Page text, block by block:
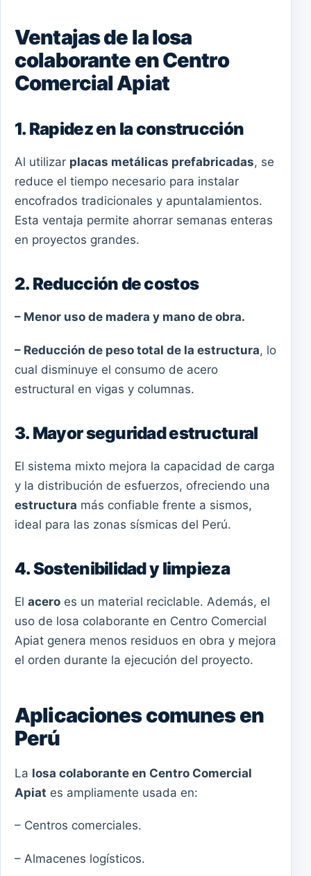
Ventajas de la losa
colaborante en Centro
Comercial Apiat
1. Rapidez en la construcción
Al utilizar placas metálicas prefabricadas, se
reduce el tiempo necesario para instalar
encofrados tradicionales y apuntalamientos.
Esta ventaja permite ahorrar semanas enteras
en proyectos grandes.
2. Reducción de costos
– Menor uso de madera y mano de obra.
– Reducción de peso total de la estructura, lo
cual disminuye el consumo de acero
estructural en vigas y columnas.
3. Mayor seguridad estructural
El sistema mixto mejora la capacidad de carga
y la distribución de esfuerzos, ofreciendo una
estructura más confiable frente a sismos,
ideal para las zonas sísmicas del Perú.
4. Sostenibilidad y limpieza
El acero es un material reciclable. Además, el
uso de losa colaborante en Centro Comercial
Apiat genera menos residuos en obra y mejora
el orden durante la ejecución del proyecto.
Aplicaciones comunes en
Perú
La losa colaborante en Centro Comercial
Apiat es ampliamente usada en:
– Centros comerciales.
– Almacenes logísticos.